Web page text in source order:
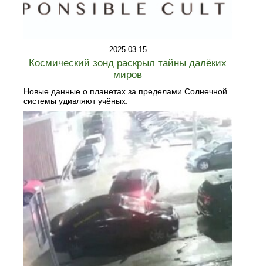
2025-03-15
Космический зонд раскрыл тайны далёких
миров
Новые данные о планетах за пределами Солнечной
системы удивляют учёных.